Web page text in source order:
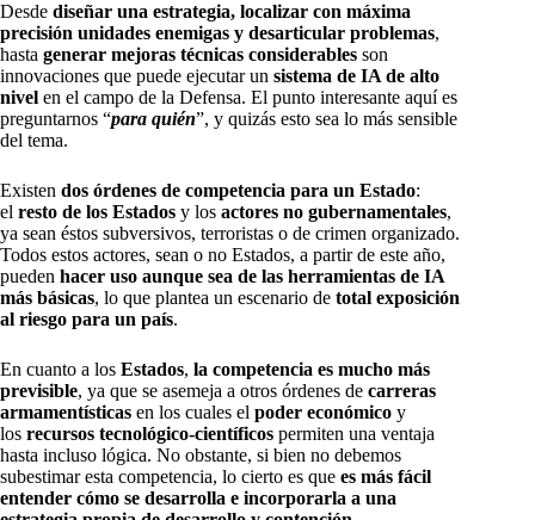
Desde diseñar una estrategia, localizar con máxima
precisión unidades enemigas y desarticular problemas,
hasta generar mejoras técnicas considerables son
innovaciones que puede ejecutar un sistema de IA de alto
nivel en el campo de la Defensa. El punto interesante aquí es
preguntarnos “para quién”, y quizás esto sea lo más sensible
del tema.
Existen dos órdenes de competencia para un Estado:
el resto de los Estados y los actores no gubernamentales,
ya sean éstos subversivos, terroristas o de crimen organizado.
Todos estos actores, sean o no Estados, a partir de este año,
pueden hacer uso aunque sea de las herramientas de IA
más básicas, lo que plantea un escenario de total exposición
al riesgo para un país.
En cuanto a los Estados, la competencia es mucho más
previsible, ya que se asemeja a otros órdenes de carreras
armamentísticas en los cuales el poder económico y
los recursos tecnológico-científicos permiten una ventaja
hasta incluso lógica. No obstante, si bien no debemos
subestimar esta competencia, lo cierto es que es más fácil
entender cómo se desarrolla e incorporarla a una